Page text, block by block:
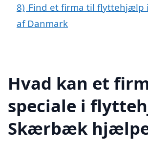
8) Find et firma til flyttehjælp
af Danmark
Hvad kan et
speciale i
Skærbæk